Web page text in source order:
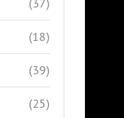
(18)
(39)
(25)